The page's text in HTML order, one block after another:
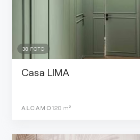
38 FOTO
Casa LIMA
ALCAMO120 m²